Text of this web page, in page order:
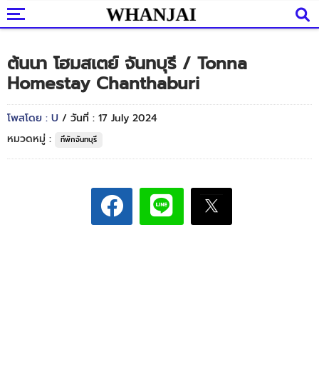
ต้นนา โฮมสเตย์ จันทบุรี / Tonna
Homestay Chanthaburi
โพสโดย : U / วันที่ : 17 July 2024
หมวดหมู่ :
ที่พักจันทบุรี